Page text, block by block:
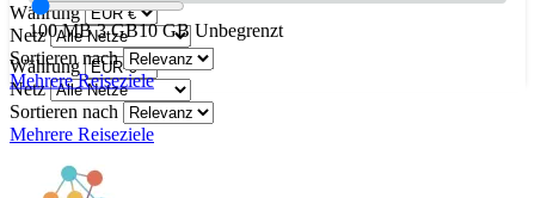
Währung
Netz
Sortieren nach
Mehrere Reiseziele
100 MB 3 GB10 GB Unbegrenzt
Währung
Netz
Sortieren nach
Mehrere Reiseziele